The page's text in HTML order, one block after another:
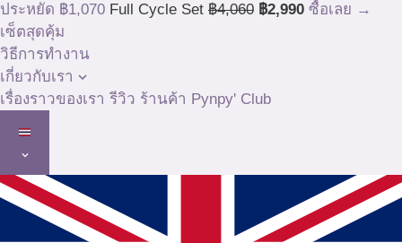
ประหยัด ฿1,070 Full Cycle Set ฿4,060 ฿2,990 ซื้อเลย →
เซ็ตสุดคุ้ม
วิธีการทำงาน
เกี่ยวกับเรา
เรื่องราวของเรา รีวิว ร้านค้า Pynpy' Club